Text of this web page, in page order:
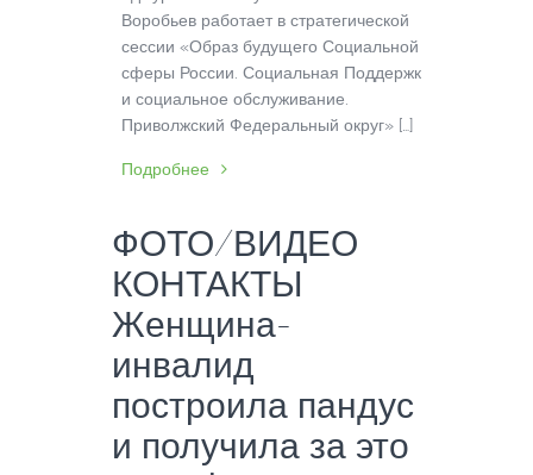
Воробьев работает в стратегической
сессии «Образ будущего Социальной
сферы России. Социальная Поддержка
и социальное обслуживание.
Приволжский Федеральный округ» […]
Подробнее
ФОТО/ВИДЕО
КОНТАКТЫ
Женщина-
инвалид
построила пандус
и получила за это